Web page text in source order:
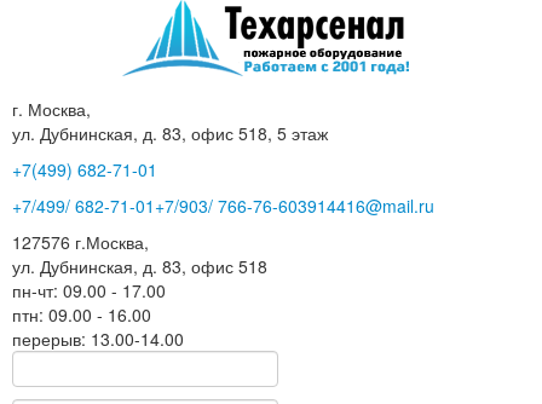
г. Москва,
ул. Дубнинская, д. 83, офис 518, 5 этаж
+7(499) 682-71-01
+7/499/ 682-71-01 +7/903/ 766-76-603914416@mail.ru
127576 г.Москва,
ул. Дубнинская, д. 83, офис 518
пн-чт: 09.00 - 17.00
птн: 09.00 - 16.00
перерыв: 13.00-14.00